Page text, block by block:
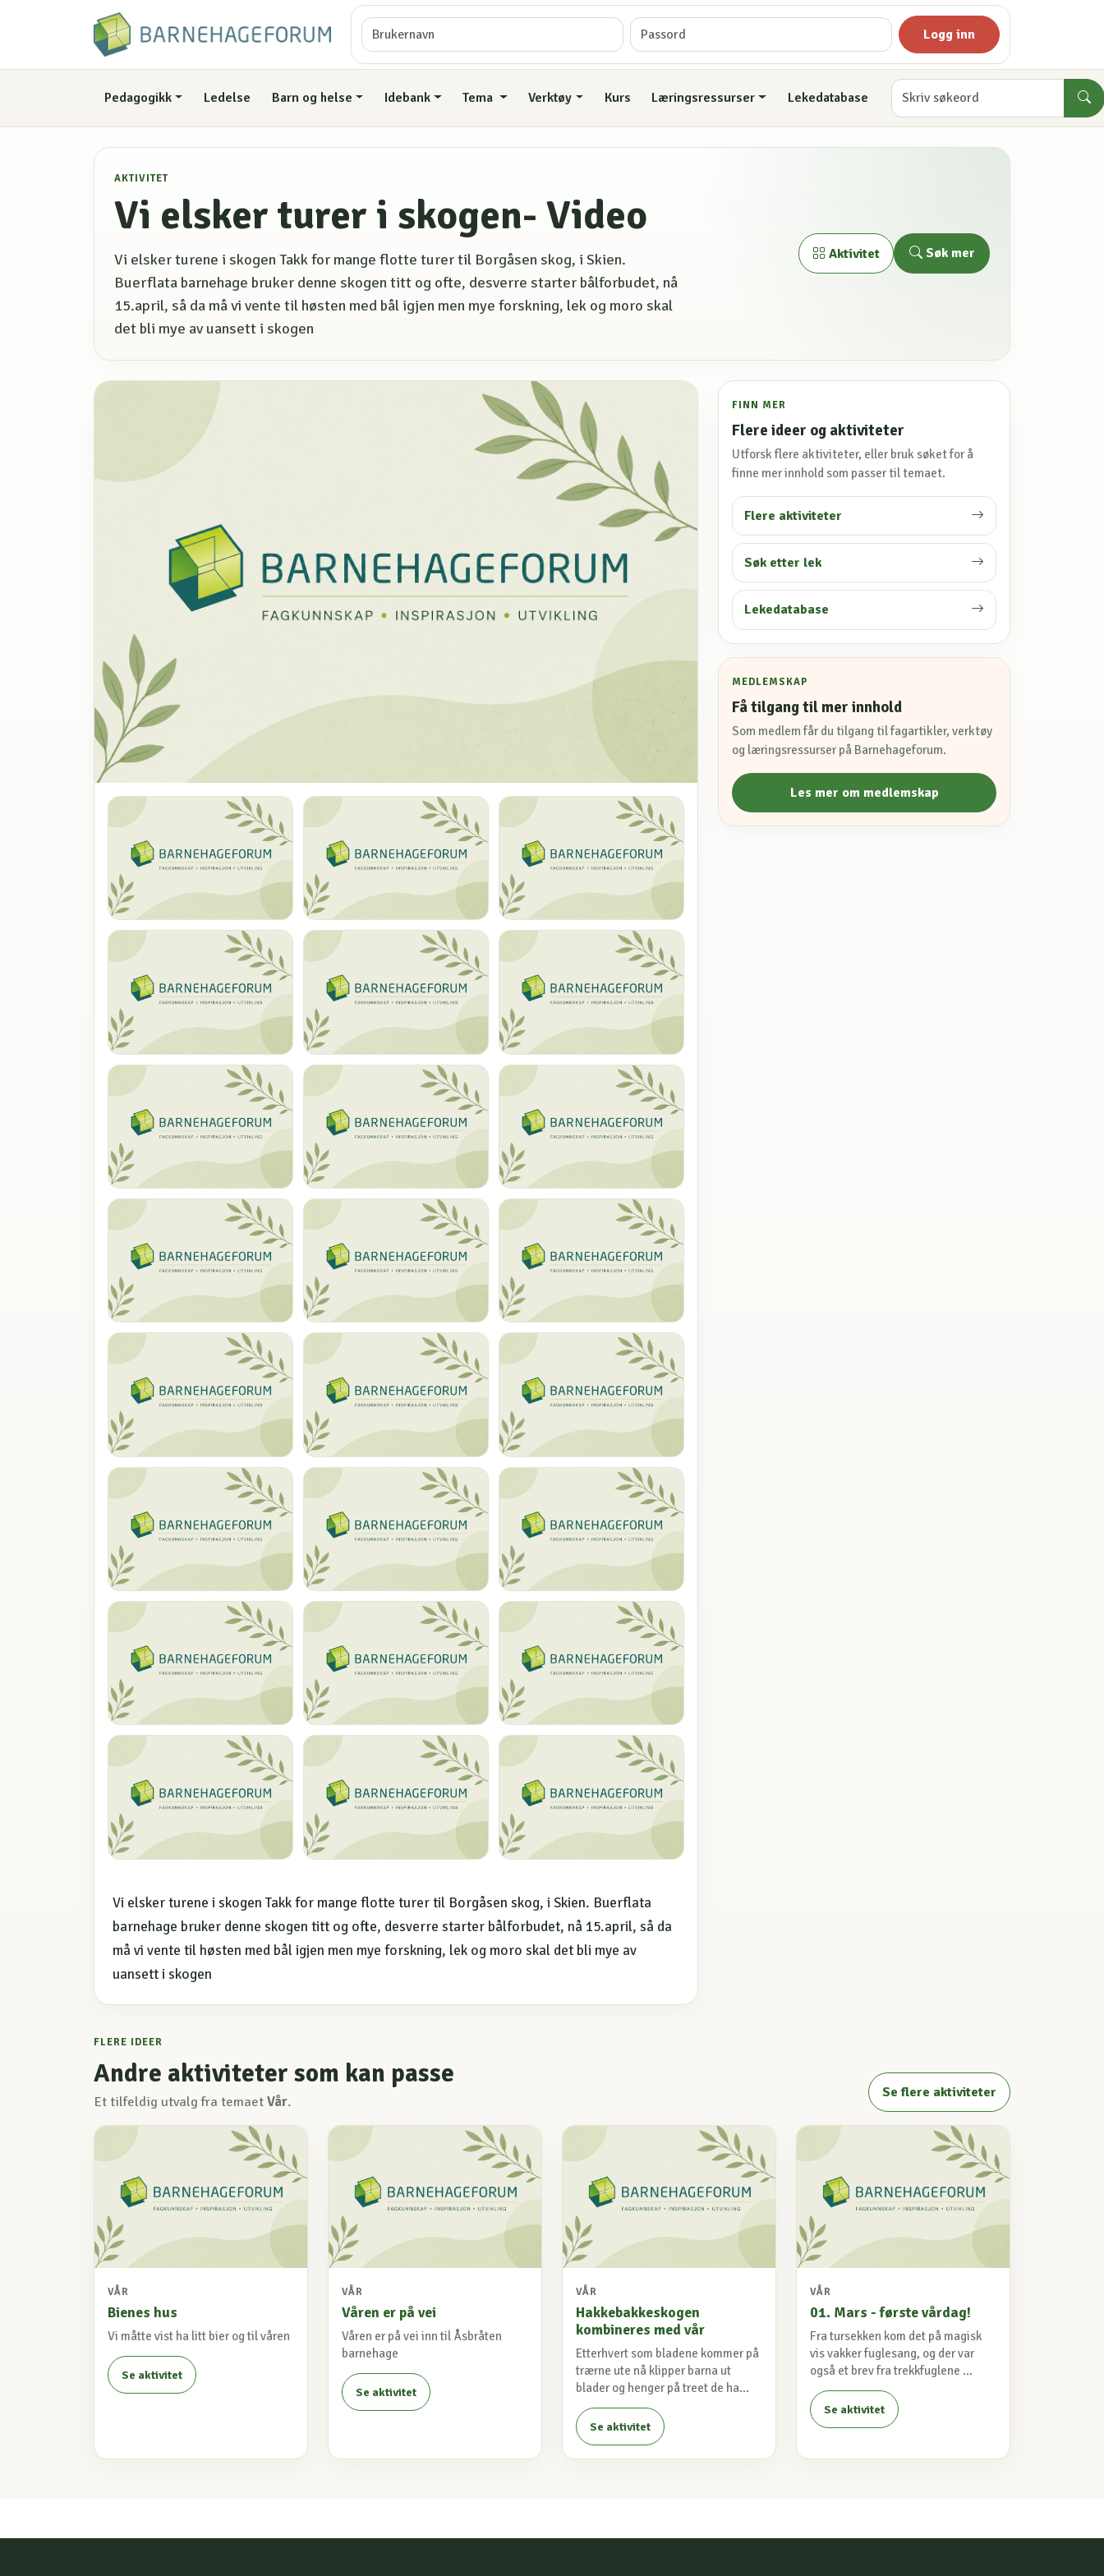
Logg inn
Pedagogikk Ledelse Barn og helse Idebank Tema Verktøy Kurs Læringsressurser Lekedatabase
AKTIVITET
Vi elsker turer i skogen- Video
Vi elsker turene i skogen Takk for mange flotte turer til Borgåsen skog, i Skien.
Buerflata barnehage bruker denne skogen titt og ofte, desverre starter bålforbudet, nå
15.april, så da må vi vente til høsten med bål igjen men mye forskning, lek og moro skal
det bli mye av uansett i skogen
Aktivitet Søk mer
Vi elsker turene i skogen Takk for mange flotte turer til Borgåsen skog, i Skien. Buerflata
barnehage bruker denne skogen titt og ofte, desverre starter bålforbudet, nå 15.april, så da
må vi vente til høsten med bål igjen men mye forskning, lek og moro skal det bli mye av
uansett i skogen
FINN MER
Flere ideer og aktiviteter
Utforsk flere aktiviteter, eller bruk søket for å
finne mer innhold som passer til temaet.
Flere aktiviteter
Søk etter lek
Lekedatabase
MEDLEMSKAP
Få tilgang til mer innhold
Som medlem får du tilgang til fagartikler, verktøy
og læringsressurser på Barnehageforum.
Les mer om medlemskap
FLERE IDEER
Andre aktiviteter som kan passe
Et tilfeldig utvalg fra temaet Vår.
Se flere aktiviteter
VÅR
Bienes hus
Vi måtte vist ha litt bier og til våren
Se aktivitet
VÅR
Våren er på vei
Våren er på vei inn til Åsbråten
barnehage
Se aktivitet
VÅR
Hakkebakkeskogen
kombineres med vår
Etterhvert som bladene kommer på
trærne ute nå klipper barna ut
blader og henger på treet de ha...
Se aktivitet
VÅR
01. Mars - første vårdag!
Fra tursekken kom det på magisk
vis vakker fuglesang, og der var
også et brev fra trekkfuglene ...
Se aktivitet